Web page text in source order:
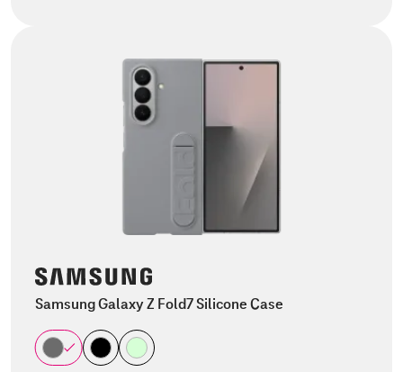
Samsung Galaxy Z Fold7 Silicone Case